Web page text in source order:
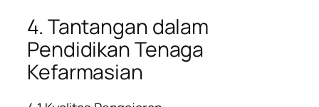
4. Tantangan dalam
Pendidikan Tenaga
Kefarmasian